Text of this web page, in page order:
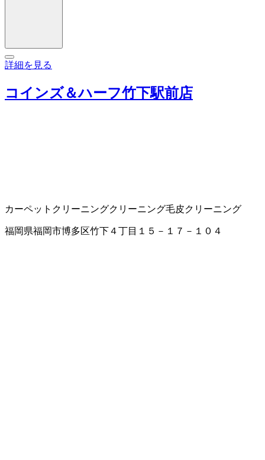
詳細を見る
コインズ＆ハーフ竹下駅前店
カーペットクリーニングクリーニング毛皮クリーニング
福岡県福岡市博多区竹下４丁目１５－１７－１０４